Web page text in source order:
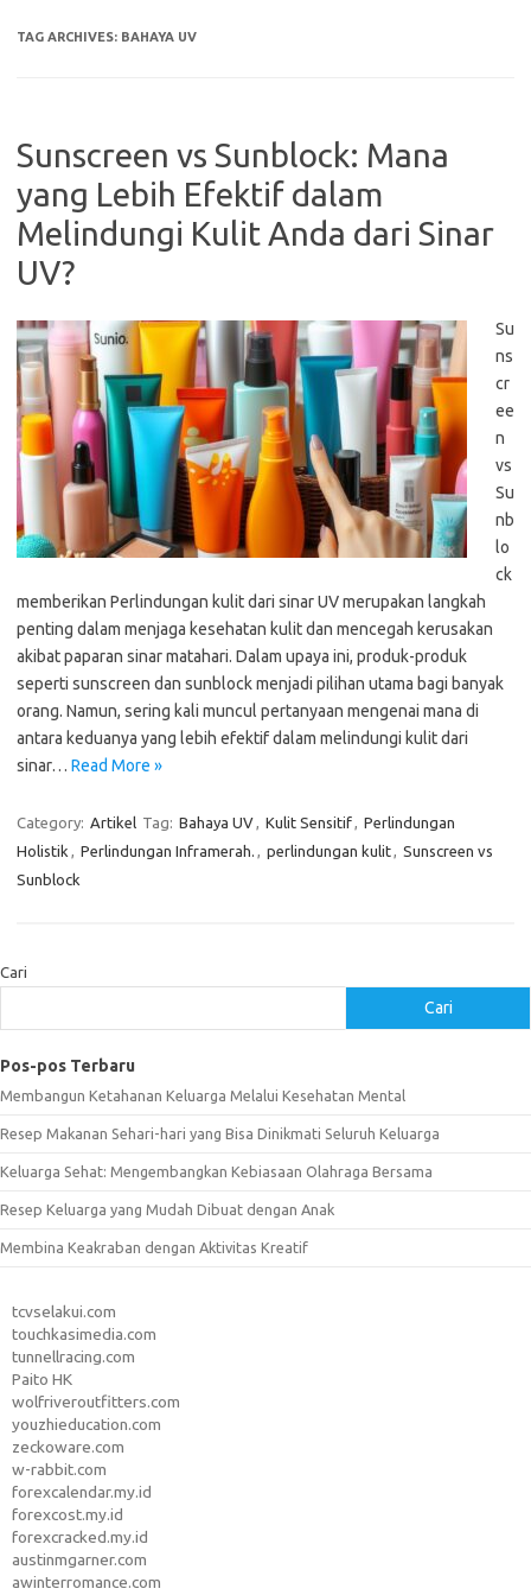
TAG ARCHIVES: BAHAYA UV
Sunscreen vs Sunblock: Mana
yang Lebih Efektif dalam
Melindungi Kulit Anda dari Sinar
UV?
Su
ns
cr
ee
n
vs
Su
nb
lo
ck
memberikan Perlindungan kulit dari sinar UV merupakan langkah
penting dalam menjaga kesehatan kulit dan mencegah kerusakan
akibat paparan sinar matahari. Dalam upaya ini, produk-produk
seperti sunscreen dan sunblock menjadi pilihan utama bagi banyak
orang. Namun, sering kali muncul pertanyaan mengenai mana di
antara keduanya yang lebih efektif dalam melindungi kulit dari
sinar… Read More »
Category: Artikel Tag: Bahaya UV, Kulit Sensitif, Perlindungan
Holistik , Perlindungan Inframerah. , perlindungan kulit, Sunscreen vs
Sunblock
Cari
Cari
Pos-pos Terbaru
Membangun Ketahanan Keluarga Melalui Kesehatan Mental
Resep Makanan Sehari-hari yang Bisa Dinikmati Seluruh Keluarga
Keluarga Sehat: Mengembangkan Kebiasaan Olahraga Bersama
Resep Keluarga yang Mudah Dibuat dengan Anak
Membina Keakraban dengan Aktivitas Kreatif
tcvselakui.com
touchkasimedia.com
tunnellracing.com
Paito HK
wolfriveroutfitters.com
youzhieducation.com
zeckoware.com
w-rabbit.com
forexcalendar.my.id
forexcost.my.id
forexcracked.my.id
austinmgarner.com
awinterromance.com